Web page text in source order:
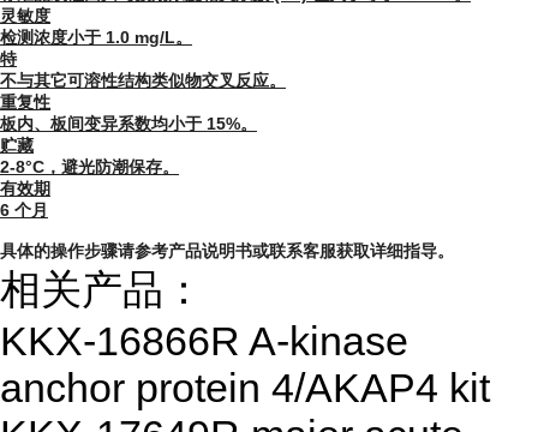
灵敏度
检测浓度小于 1.0 mg/L。
特
不与其它可溶性结构类似物交叉反应。
重复性
板内、板间变异系数均小于 15%。
贮藏
2-8°C，避光防潮保存。
有效期
6 个月
具体的操作步骤请参考产品说明书或联系客服获取详细指导。
相关产品：
KKX-16866R A-kinase
anchor protein 4/AKAP4 kit